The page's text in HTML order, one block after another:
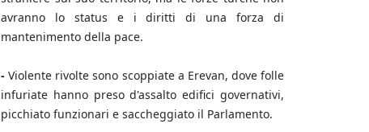
avranno lo status e i diritti di una forza di
mantenimento della pace.
-Violente rivolte sono scoppiate a Erevan, dove folle
infuriate hanno preso d'assalto edifici governativi,
picchiato funzionari e saccheggiato il Parlamento.